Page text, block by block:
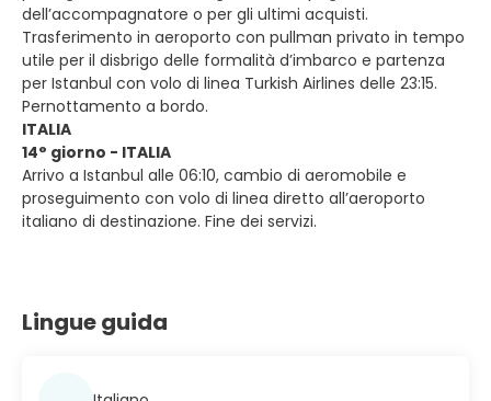
dell’accompagnatore o per gli ultimi acquisti.
Trasferimento in aeroporto con pullman privato in tempo
utile per il disbrigo delle formalità d’imbarco e partenza
per Istanbul con volo di linea Turkish Airlines delle 23:15.
Pernottamento a bordo.
ITALIA
14° giorno - ITALIA
Arrivo a Istanbul alle 06:10, cambio di aeromobile e
proseguimento con volo di linea diretto all’aeroporto
italiano di destinazione. Fine dei servizi.
Lingue guida